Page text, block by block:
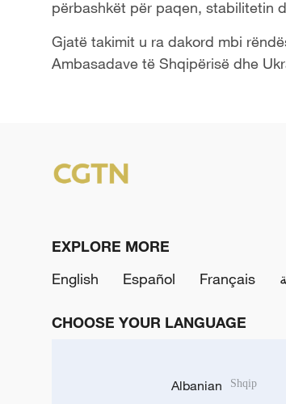
përbashkët për paqen, stabilitetin
Gjatë takimit u ra dakord mbi
Ambasadave të Shqipërisë dhe
EXPLORE MORE
English
Español Français
CHOOSE YOUR LANGUAGE
Albanian Shqip